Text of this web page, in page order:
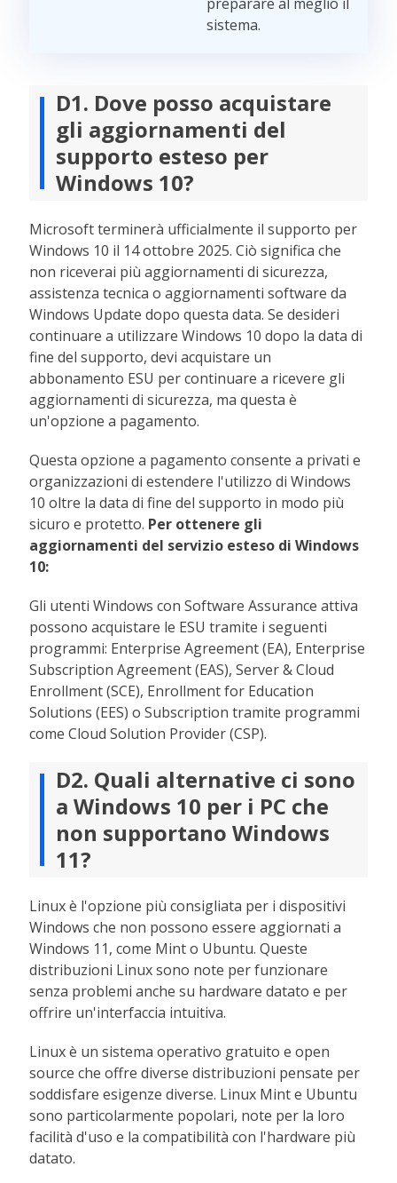
sistema.
D1. Dove posso acquistare
gli aggiornamenti del
supporto esteso per
Windows 10?
Microsoft terminerà ufficialmente il supporto per
Windows 10 il 14 ottobre 2025. Ciò significa che
non riceverai più aggiornamenti di sicurezza,
assistenza tecnica o aggiornamenti software da
Windows Update dopo questa data. Se desideri
continuare a utilizzare Windows 10 dopo la data di
fine del supporto, devi acquistare un
abbonamento ESU per continuare a ricevere gli
aggiornamenti di sicurezza, ma questa è
un'opzione a pagamento.
Questa opzione a pagamento consente a privati e
organizzazioni di estendere l'utilizzo di Windows
10 oltre la data di fine del supporto in modo più
sicuro e protetto. Per ottenere gli
aggiornamenti del servizio esteso di Windows
10:
Gli utenti Windows con Software Assurance attiva
possono acquistare le ESU tramite i seguenti
programmi: Enterprise Agreement (EA), Enterprise
Subscription Agreement (EAS), Server & Cloud
Enrollment (SCE), Enrollment for Education
Solutions (EES) o Subscription tramite programmi
come Cloud Solution Provider (CSP).
D2. Quali alternative ci sono
a Windows 10 per i PC che
non supportano Windows
11?
Linux è l'opzione più consigliata per i dispositivi
Windows che non possono essere aggiornati a
Windows 11, come Mint o Ubuntu. Queste
distribuzioni Linux sono note per funzionare
senza problemi anche su hardware datato e per
offrire un'interfaccia intuitiva.
Linux è un sistema operativo gratuito e open
source che offre diverse distribuzioni pensate per
soddisfare esigenze diverse. Linux Mint e Ubuntu
sono particolarmente popolari, note per la loro
facilità d'uso e la compatibilità con l'hardware più
datato.